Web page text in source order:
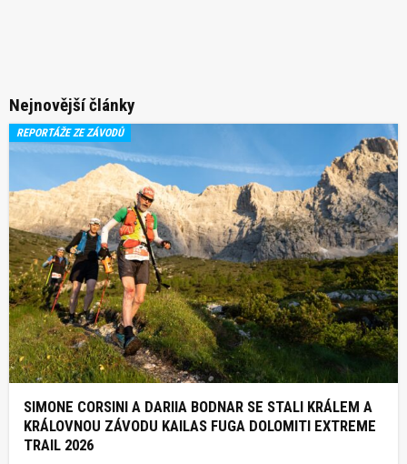
Nejnovější články
REPORTÁŽE ZE ZÁVODŮ
SIMONE CORSINI A DARIIA BODNAR SE STALI KRÁLEM A
KRÁLOVNOU ZÁVODU KAILAS FUGA DOLOMITI EXTREME
TRAIL 2026